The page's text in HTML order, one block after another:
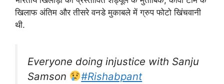
खिलाफ अंतिम और तीसरे वनडे मुकाबले में ग्रुप फोटो खिंचवानी
थी.
Everyone doing injustice with Sanju
Samson
#Rishabpant